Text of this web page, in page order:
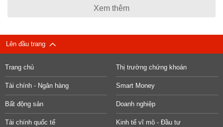
Xem thêm
Lên đầu trang
Trang chủ Thị trường chứng khoán
Tài chính - Ngân hàng Smart Money
Bất động sản Doanh nghiệp
Tài chính quốc tế Kinh tế vĩ mô - Đầu tư